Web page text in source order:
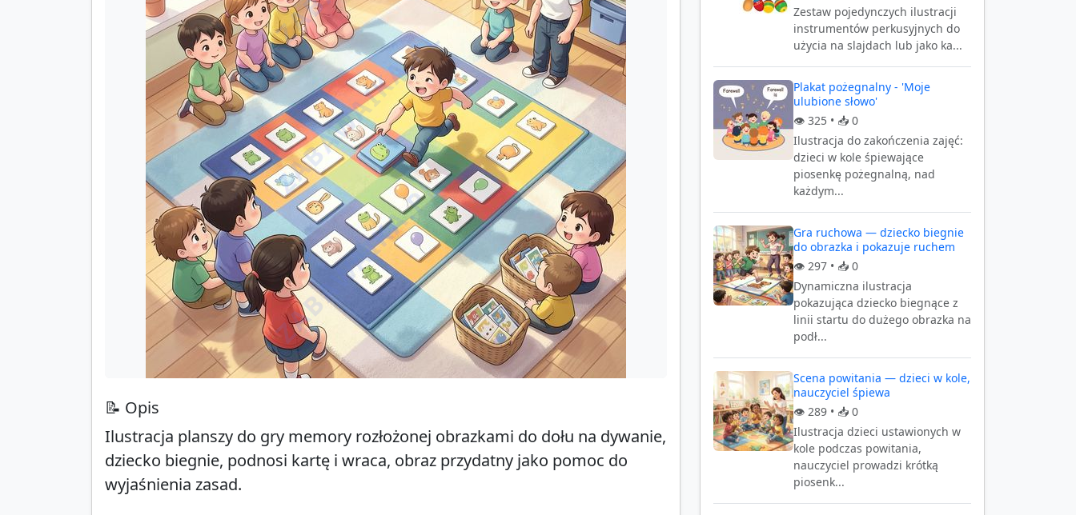
ZABAWAIKA.PL
ZABAWAIKA.PL
📝 Opis
Ilustracja planszy do gry memory rozłożonej obrazkami do dołu na dywanie,
dziecko biegnie, podnosi kartę i wraca, obraz przydatny jako pomoc do
wyjaśnienia zasad.
Zestaw pojedynczych ilustracji
instrumentów perkusyjnych do
użycia na slajdach lub jako ka...
Plakat pożegnalny - 'Moje
ulubione słowo'
👁️ 325 • 📥 0
Ilustracja do zakończenia zajęć:
dzieci w kole śpiewające
piosenkę pożegnalną, nad
każdym...
Gra ruchowa — dziecko biegnie
do obrazka i pokazuje ruchem
👁️ 297 • 📥 0
Dynamiczna ilustracja
pokazująca dziecko biegnące z
linii startu do dużego obrazka na
podł...
Scena powitania — dzieci w kole,
nauczyciel śpiewa
👁️ 289 • 📥 0
Ilustracja dzieci ustawionych w
kole podczas powitania,
nauczyciel prowadzi krótką
piosenk...